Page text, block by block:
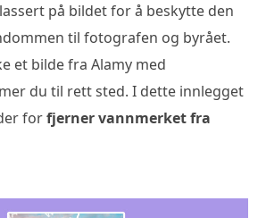
på bildet for å beskytte den
til fotografen og byrået.
et bilde fra Alamy med
du til rett sted. I dette innlegget
forfjerner vannmerket fra